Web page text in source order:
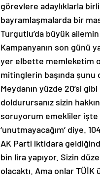
görevlere adaylıklarla
bayramlaşmalarda bir
Turgutlu’da büyük
Kampanyanın son günü
yer elbette memleketim
mitinglerin başında şunu
Meydanın yüzde 20’si
doldurursanız sizin
soruyorum emekliler işte
‘unutmayacağım’ diye.
AK Parti iktidara
bin lira yapıyor. Sizin
olacaktı. Ama onlar